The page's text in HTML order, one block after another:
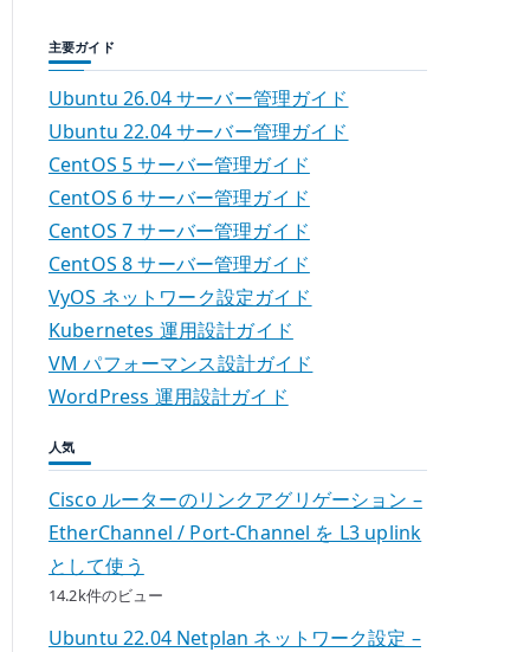
主要ガイド
Ubuntu 26.04 サーバー管理ガイド
Ubuntu 22.04 サーバー管理ガイド
CentOS 5 サーバー管理ガイド
CentOS 6 サーバー管理ガイド
CentOS 7 サーバー管理ガイド
CentOS 8 サーバー管理ガイド
VyOS ネットワーク設定ガイド
Kubernetes 運用設計ガイド
VM パフォーマンス設計ガイド
WordPress 運用設計ガイド
人気
Cisco ルーターのリンクアグリゲーション –
EtherChannel / Port-Channel を L3 uplink
として使う
14.2k件のビュー
Ubuntu 22.04 Netplan ネットワーク設定 –